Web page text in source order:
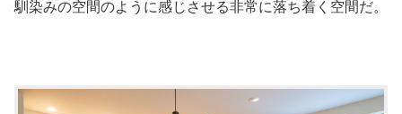
馴染みの空間のように感じさせる非常に落ち着く空間だ。